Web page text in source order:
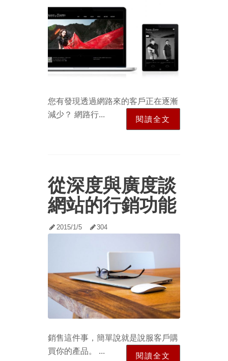
您有發現透過網路來的客戶正在逐漸
減少？ 網路行...
閱讀全文
從深度與廣度談
網站的行銷功能
2015/1/5 304
銷售這件事，簡單說就是說服客戶購
買你的產品。 ...
閱讀全文